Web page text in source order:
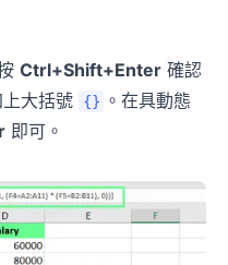
Ctrl+Shift+Enter 確認
大括號
{} 。在具動態
即可。